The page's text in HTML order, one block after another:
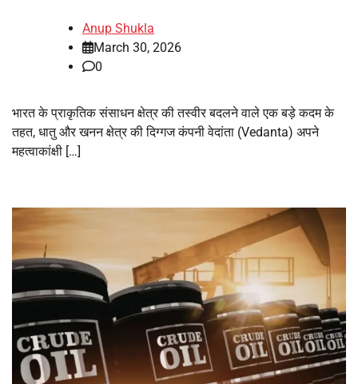
Anup Shukla
March 30, 2026
0
भारत के प्राकृतिक संसाधन क्षेत्र की तस्वीर बदलने वाले एक बड़े कदम के
तहत, धातु और खनन क्षेत्र की दिग्गज कंपनी वेदांता (Vedanta) अपने
महत्वाकांक्षी […]